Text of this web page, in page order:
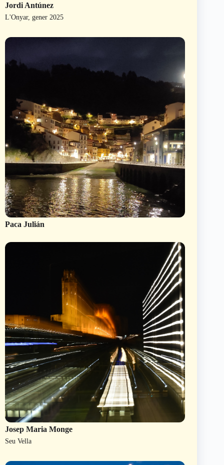
Jordi Antúnez
L'Onyar, gener 2025
Paca Julián
Josep Maria Monge
Seu Vella